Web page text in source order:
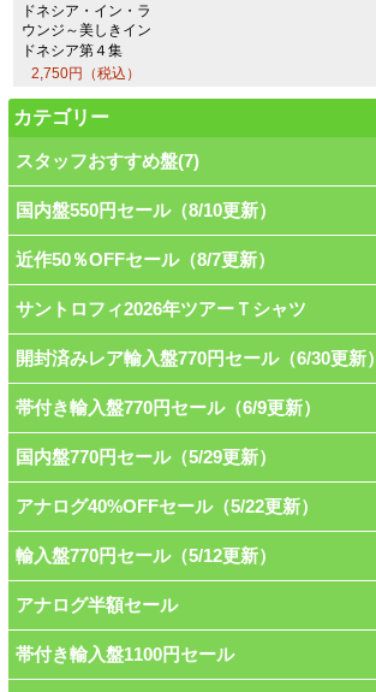
ドネシア・イン・ラ
ウンジ～美しきイン
ドネシア第４集
2,750円（税込）
カテゴリー
スタッフおすすめ盤(7)
国内盤550円セール（8/10更新）
近作50％OFFセール（8/7更新）
サントロフィ2026年ツアーＴシャツ
開封済みレア輸入盤770円セール（6/30更新）
帯付き輸入盤770円セール（6/9更新）
国内盤770円セール（5/29更新）
アナログ40%OFFセール（5/22更新）
輸入盤770円セール（5/12更新）
アナログ半額セール
帯付き輸入盤1100円セール